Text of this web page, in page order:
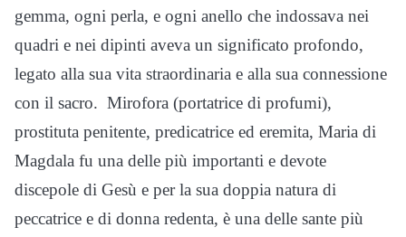
gemma, ogni perla, e ogni anello che indossava nei
quadri e nei dipinti aveva un significato profondo,
legato alla sua vita straordinaria e alla sua connessione
con il sacro. Mirofora (portatrice di profumi),
prostituta penitente, predicatrice ed eremita, Maria di
Magdala fu una delle più importanti e devote
discepole di Gesù e per la sua doppia natura di
peccatrice e di donna redenta, è una delle sante più